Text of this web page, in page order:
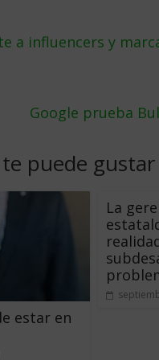
a influencers y
Google prueba
puede gustar
estar en
La